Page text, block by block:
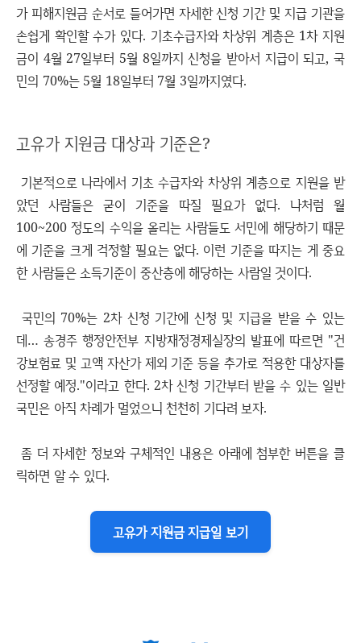
가 피해지원금 순서로 들어가면 자세한 신청 기간 및 지급 기관을
손쉽게 확인할 수가 있다. 기초수급자와 차상위 계층은 1차 지원
금이 4월 27일부터 5월 8일까지 신청을 받아서 지급이 되고, 국
민의 70%는 5월 18일부터 7월 3일까지였다.
고유가 지원금 대상과 기준은?
기본적으로 나라에서 기초 수급자와 차상위 계층으로 지원을 받
았던 사람들은 굳이 기준을 따질 필요가 없다. 나처럼 월
100~200 정도의 수익을 올리는 사람들도 서민에 해당하기 때문
에 기준을 크게 걱정할 필요는 없다. 이런 기준을 따지는 게 중요
한 사람들은 소득기준이 중산층에 해당하는 사람일 것이다.
국민의 70%는 2차 신청 기간에 신청 및 지급을 받을 수 있는
데… 송경주 행정안전부 지방재정경제실장의 발표에 따르면 "건
강보험료 및 고액 자산가 제외 기준 등을 추가로 적용한 대상자를
선정할 예정."이라고 한다. 2차 신청 기간부터 받을 수 있는 일반
국민은 아직 차례가 멀었으니 천천히 기다려 보자.
좀 더 자세한 정보와 구체적인 내용은 아래에 첨부한 버튼을 클
릭하면 알 수 있다.
고유가 지원금 지급일 보기